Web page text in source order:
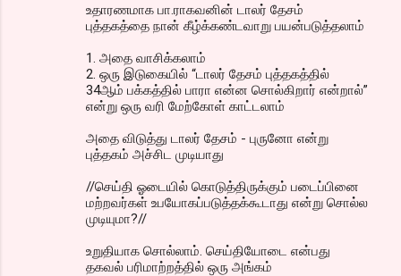
உதாரணமாக பா.ராகவனின் டாலர் தேசம்
புத்தகத்தை நான் கீழ்க்கண்டவாறு பயன்படுத்தலாம்
1. அதை வாசிக்கலாம்
2. ஒரு இடுகையில் “டாலர் தேசம் புத்தகத்தில்
34ஆம் பக்கத்தில் பாரா என்ன சொல்கிறார் என்றால்”
என்று ஒரு வரி மேற்கோள் காட்டலாம்
அதை விடுத்து டாலர் தேசம் - புருனோ என்று
புத்தகம் அச்சிட முடியாது
//செய்தி ஓடையில் கொடுத்திருக்கும் படைப்பினை
மற்றவர்கள் உபயோகப்படுத்தக்கூடாது என்று சொல்ல
முடியுமா?//
உறுதியாக சொல்லாம். செய்தியோடை என்பது
தகவல் பரிமாற்றத்தில் ஒரு அங்கம்